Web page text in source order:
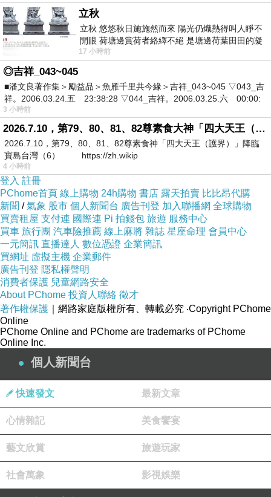
惜。
還有一個有趣的是，就是這導演也太愛拍演員正面了
吧？！
通常對話的鏡頭，特寫的話，也會帶點拉背，鏡頭是微側
的。
但近幾年我看韓劇開始喜歡在特寫的時候，直接是正面
的，有點像是對話雙方的「主觀鏡頭」。但有時真的太多
太近了，而且超愛每場最後留很長的「反應」鏡頭給演
員，好險陳喬恩都表現得不錯，棒棒滴。
簡單來說，這部劇是這陣子無聊可以追的劇喔！！！
祝福大家觀影愉快！！！！
立秋
立秋 悠悠秋日施施然而來 陽光仍熾熱得叫人睜不
開眼 荷塘邊賞荷者絡繹不絕 是塘邊荷葉田田的凝
望 風中飄逸的是映日荷花別樣紅
17 小時前
◎吉祥_043~045
■潘文良著作集＞勵益品＞魚雁千里共今緣＞吉祥_043~045 ▽043_吉
祥。2006.03.24.五 23:38:28 ▽044_吉祥。2006.03.25.六 00:00:
3 小時前
2026.7.10，第79、80、81、82尊素食大神「四大天王（護界）」降臨寶島台灣（6）
2026.7.10，第79、80、81、82尊素食神「四大天王（護界）」降臨
寶島台灣（6） https://zh.wikip
4 小時前
登入 註冊
PChome首頁 線上購物 24h購物 書店 露天拍賣 比比昂代購
新聞 /氣象 股市 個人新聞台 廣告刊登 加入聯播網 全球購物
買賣租屋 支付連 國際連 Pi 拍錢包 旅遊 服務中心
買車 旅行團 汽車險推薦 線上麻將 雜誌 星座命理 會員中心
一元簡訊 直播達人 數位憑證 企業簡訊
買網址 虛擬主機 企業郵件
廣告刊登 隱私權聲明
消費者保護 兒童網路安全
About PChome 投資人聯絡 徵才
著作權保護 ｜網路家庭版權所有、轉載必究 ‧Copyright PChome
Online
PChome Online and PChome are trademarks of PChome
Online Inc.
個人新聞台
快速發文 最新文章
心情雜記 美食饗宴
藝文欣賞 旅遊玩家
社會萬象 影視娛樂